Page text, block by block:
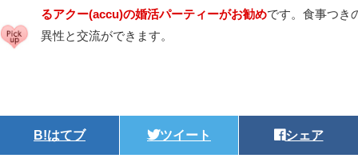
るアクー(accu)の婚活パーティーがお勧めです。食事つき
異性と交流ができます。
B!はてブ ツイート シェア